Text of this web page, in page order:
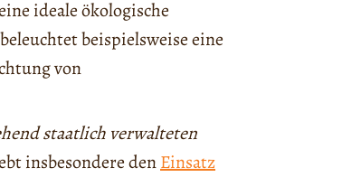
ideale ökologische
beispielsweise eine
von
staatlich verwalteten
insbesondere denEinsatz